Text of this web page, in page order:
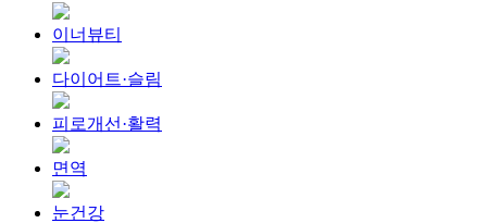
이너뷰티
다이어트·슬림
피로개선·활력
면역
눈건강